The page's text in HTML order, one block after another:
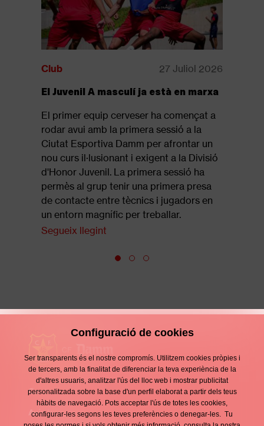
Club 27 Juliol 2026
El Juvenil A masculí ja està en marxa
El primer equip cerveser ha començat a
rodar avui amb la primera sessió a la
Ciutat Esportiva Damm per afrontar un
nou curs il·lusionant i exigent a la Divisió
d'Honor Juvenil. La primera sessió ha
permès al grup tenir una primera presa
de contacte entre tècnics i jugadors en
un entorn magnífic per treballar.
Segueix llegint
Enllaços
d'interès
Contacte
Avís legal
Configuració de cookies
Ser transparents és el nostre compromís. Utilitzem cookies pròpies i
de tercers, amb la finalitat de diferenciar la teva experiència de la
d'altres usuaris, analitzar l'ús del lloc web i mostrar publicitat
personalitzada sobre la base d'un perfil elaborat a partir dels teus
hàbits de navegació. Pots acceptar l'ús de totes les cookies,
configurar-les segons les teves preferències o denegar-les. Tu